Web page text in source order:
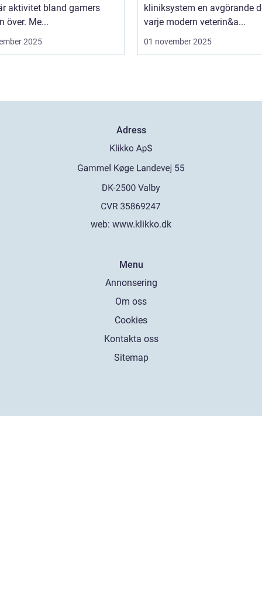
aktivitet bland gamers
över. Me...
2025
kliniksystem en avgörande
varje modern veterin&a...
01 november 2025
Adress
web: www.klikko.dk
Menu
Annonsering
Om oss
Cookies
Kontakta oss
Sitemap